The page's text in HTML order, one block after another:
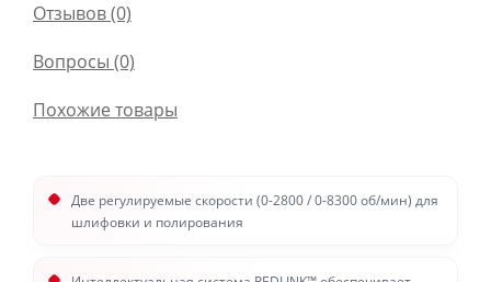
Отзывов (0)
Вопросы (0)
Похожие товары
Две регулируемые скорости (0-2800 / 0-8300 об/мин) для
шлифовки и полирования